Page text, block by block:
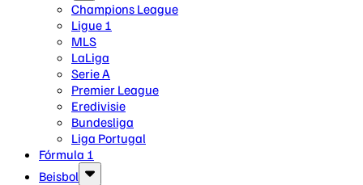
Champions League
Ligue 1
MLS
LaLiga
Serie A
Premier League
Eredivisie
Bundesliga
Liga Portugal
Fórmula 1
Beisbol